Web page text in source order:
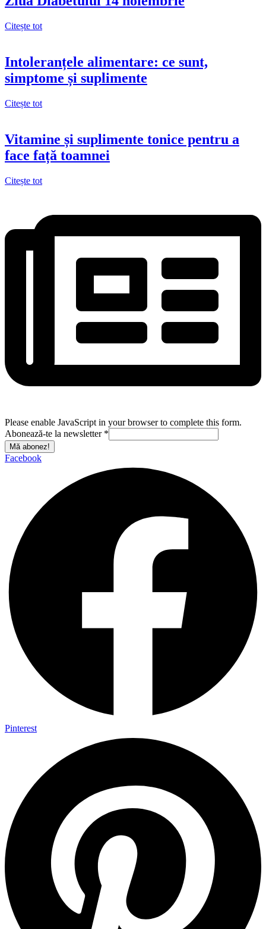
Citește tot
Intoleranțele alimentare: ce sunt,
simptome și suplimente
Citește tot
Vitamine și suplimente tonice pentru a
face față toamnei
Citește tot
Please enable JavaScript in your browser to complete this form.
Abonează-te la newsletter *
Mă abonez!
Facebook
Pinterest